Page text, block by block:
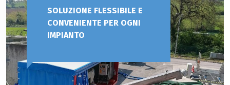
SOLUZIONE FLESSIBILE E
CONVENIENTE PER OGNI
IMPIANTO